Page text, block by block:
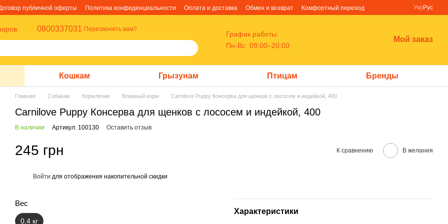
публичной оферты Политика конфиденциальности Оплата и доставка Обмен и возврат
Комфортный переход
Укр Рус
0800337031 Перезвонить вам?
График работы:
Пн-Вс 09:00–20:00
Мой заказ
Кошкам Грызунам Птицам Бренды
Главная Собакам Кормление Влажный корм Carnilove Puppy Консерва для щенков с лососем и индейкой, 400
Carnilove Puppy Консерва для щенков с лососем и индейкой, 400
В наличии Артикул: 100130 Оставить отзыв
245 грн К сравнению В желания
Войти для отображения накопительной скидки
Вес
0,4 кг
Характеристики